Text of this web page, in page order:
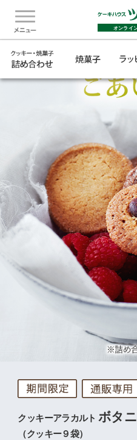
オンライ
クッキーアラカルトボタ
（クッキー９袋）